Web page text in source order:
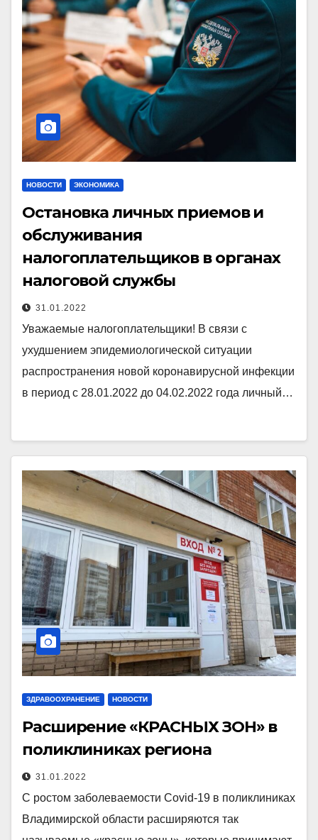
НОВОСТИ ЭКОНОМИКА
Остановка личных приемов и
обслуживания
налогоплательщиков в органах
налоговой службы
31.01.2022
Уважаемые налогоплательщики! В связи с
ухудшением эпидемиологической ситуации
распространения новой коронавирусной инфекции
в период с 28.01.2022 до 04.02.2022 года личный…
ЗДРАВООХРАНЕНИЕ НОВОСТИ
Расширение «КРАСНЫХ ЗОН» в
поликлиниках региона
31.01.2022
С ростом заболеваемости Covid-19 в поликлиниках
Владимирской области расширяются так